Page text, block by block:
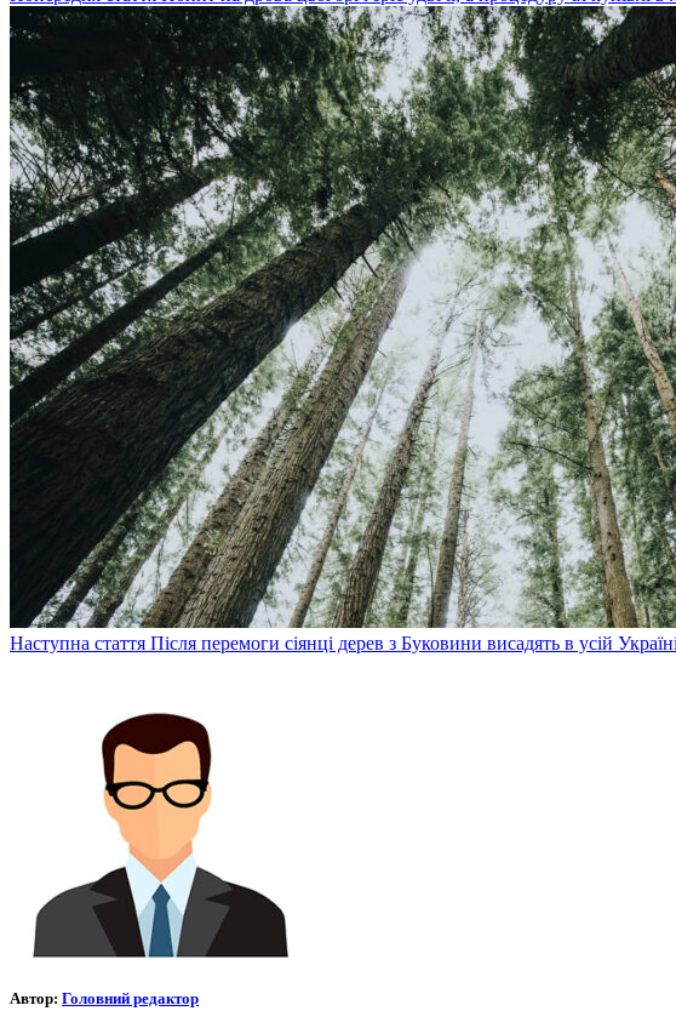
Наступна стаття Після перемоги сіянці дерев з Буковини висадять в усій Україні
Автор: Головний редактор